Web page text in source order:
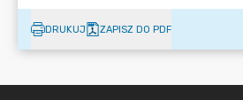
DRUKUJ ZAPISZ DO PDF